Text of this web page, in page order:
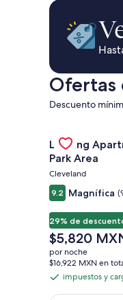
y
Ofertas
Descuento
Gallery
Carousel
Landing
Park Area
Cleveland
9.2 Magnífica
29% de
El
precio
actual
es
$5,820 MXN
$5,820
por noche
$16,922 MXN en
impuestos
impuestos y